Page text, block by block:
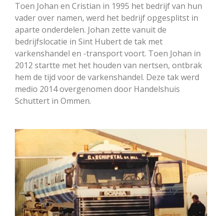
Toen Johan en Cristian in 1995 het bedrijf van hun
vader over namen, werd het bedrijf opgesplitst in
aparte onderdelen. Johan zette vanuit de
bedrijfslocatie in Sint Hubert de tak met
varkenshandel en -transport voort. Toen Johan in
2012 startte met het houden van nertsen, ontbrak
hem de tijd voor de varkenshandel. Deze tak werd
medio 2014 overgenomen door Handelshuis
Schuttert in Ommen.